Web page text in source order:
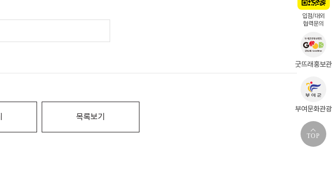
입점/대외
협력문의
굿뜨래홍보관
부여문화관광
TOP
목록보기